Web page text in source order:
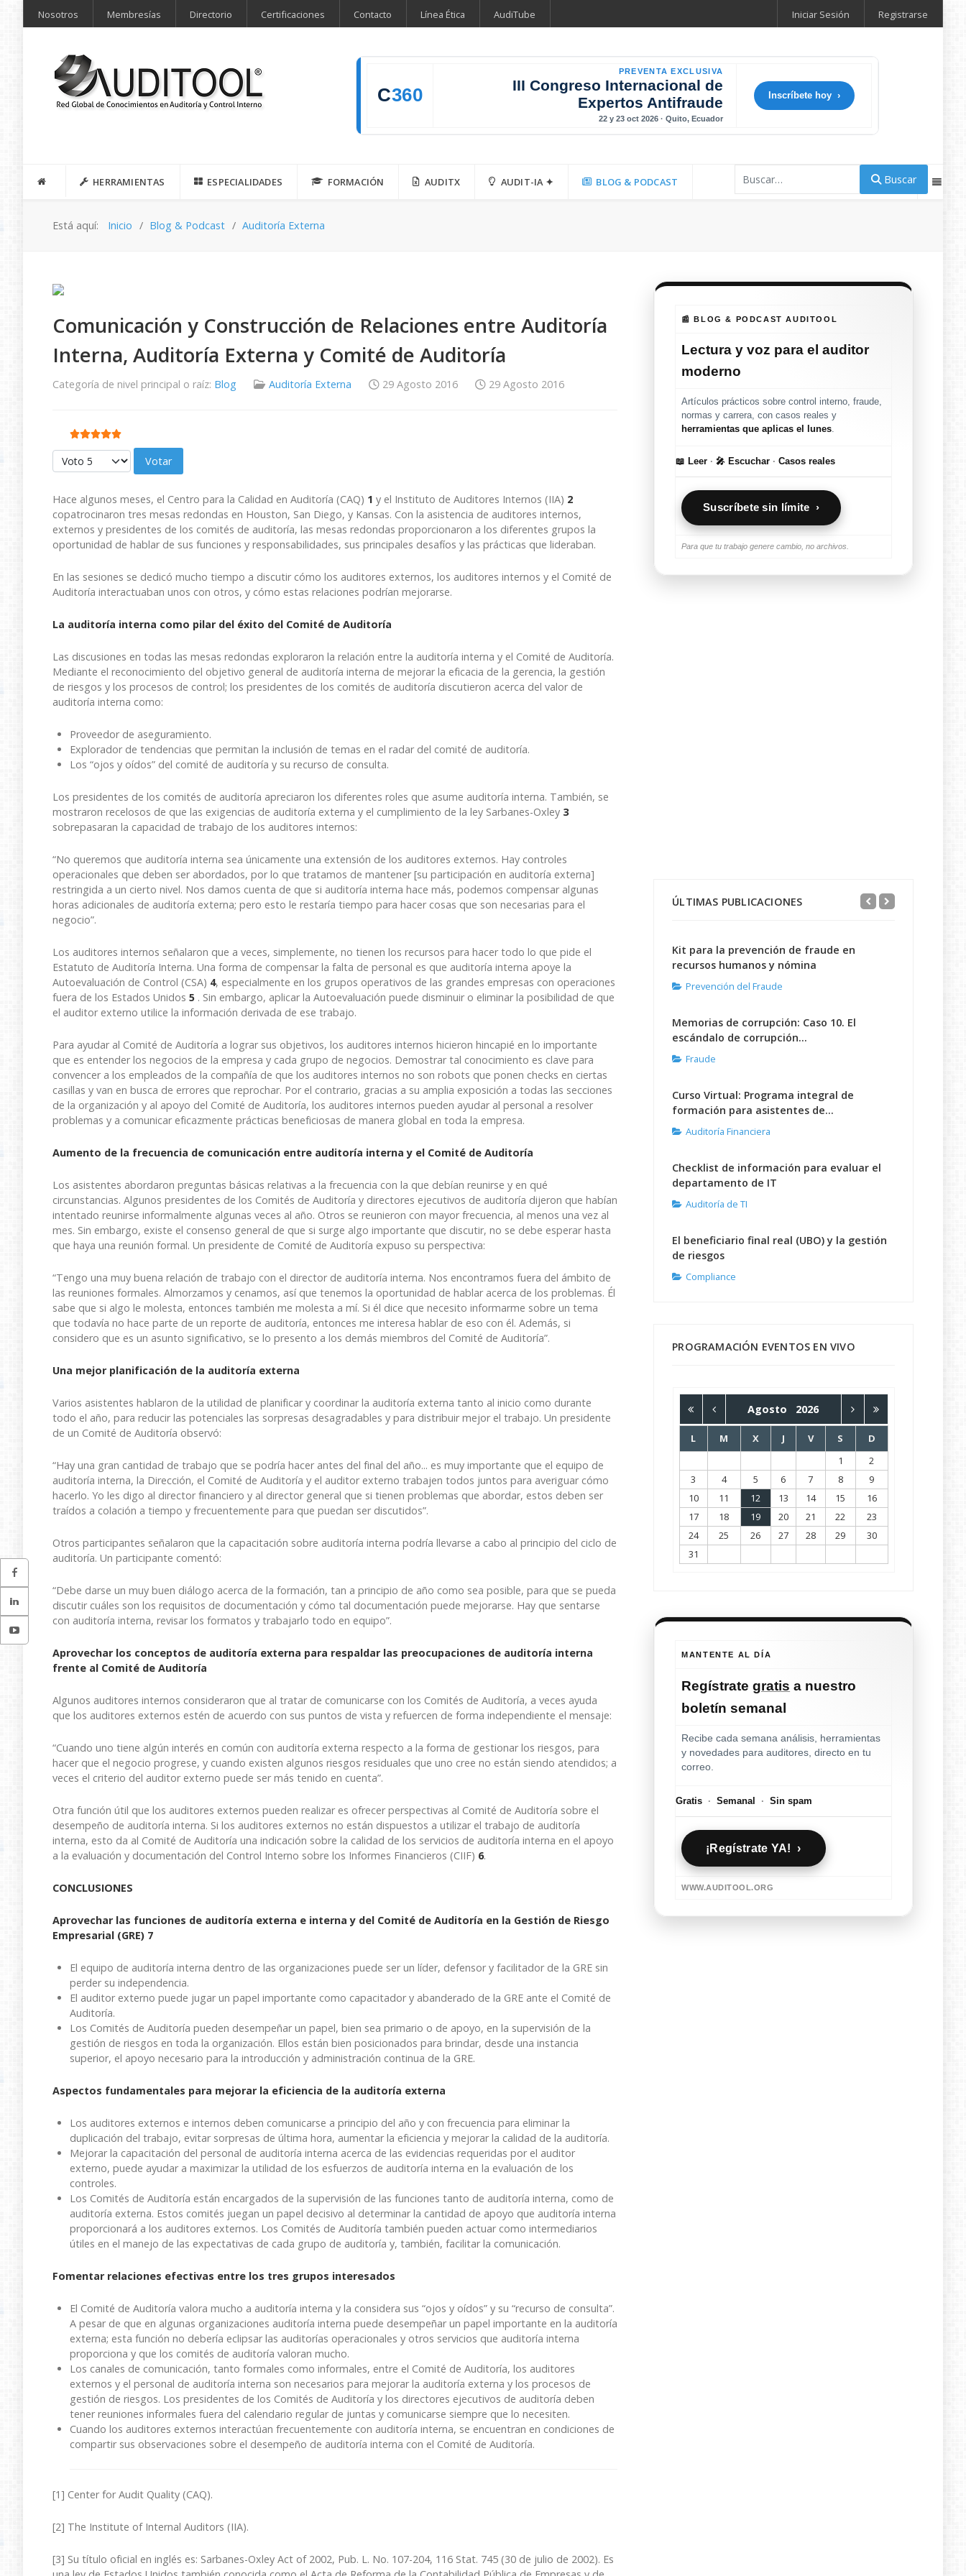
Nosotros Membresías Directorio Certificaciones Contacto Línea Ética AudiTube Iniciar Sesión Registrarse
C360
PREVENTA EXCLUSIVA
III Congreso Internacional de
Expertos Antifraude
22 y 23 oct 2026 · Quito, Ecuador
Inscríbete hoy ›
HERRAMIENTAS ESPECIALIDADES FORMACIÓN AUDITX AUDIT-IA ✦ BLOG & PODCAST Buscar
Está aquí: Inicio Blog & Podcast Auditoría Externa
Comunicación y Construcción de Relaciones entre Auditoría
Interna, Auditoría Externa y Comité de Auditoría
Categoría de nivel principal o raíz: Blog Auditoría Externa 29 Agosto 2016 29 Agosto 2016
Ratio:5/5
Por favor, vote
Hace algunos meses, el Centro para la Calidad en Auditoría (CAQ) 1 y el Instituto de Auditores Internos (IIA) 2
copatrocinaron tres mesas redondas en Houston, San Diego, y Kansas. Con la asistencia de auditores internos,
externos y presidentes de los comités de auditoría, las mesas redondas proporcionaron a los diferentes grupos la
oportunidad de hablar de sus funciones y responsabilidades, sus principales desafíos y las prácticas que lideraban.
En las sesiones se dedicó mucho tiempo a discutir cómo los auditores externos, los auditores internos y el Comité de
Auditoría interactuaban unos con otros, y cómo estas relaciones podrían mejorarse.
La auditoría interna como pilar del éxito del Comité de Auditoría
Las discusiones en todas las mesas redondas exploraron la relación entre la auditoría interna y el Comité de Auditoría.
Mediante el reconocimiento del objetivo general de auditoría interna de mejorar la eficacia de la gerencia, la gestión
de riesgos y los procesos de control; los presidentes de los comités de auditoría discutieron acerca del valor de
auditoría interna como:
Proveedor de aseguramiento.
Explorador de tendencias que permitan la inclusión de temas en el radar del comité de auditoría.
Los “ojos y oídos” del comité de auditoría y su recurso de consulta.
Los presidentes de los comités de auditoría apreciaron los diferentes roles que asume auditoría interna. También, se
mostraron recelosos de que las exigencias de auditoría externa y el cumplimiento de la ley Sarbanes-Oxley 3
sobrepasaran la capacidad de trabajo de los auditores internos:
“No queremos que auditoría interna sea únicamente una extensión de los auditores externos. Hay controles
operacionales que deben ser abordados, por lo que tratamos de mantener [su participación en auditoría externa]
restringida a un cierto nivel. Nos damos cuenta de que si auditoría interna hace más, podemos compensar algunas
horas adicionales de auditoría externa; pero esto le restaría tiempo para hacer cosas que son necesarias para el
negocio”.
Los auditores internos señalaron que a veces, simplemente, no tienen los recursos para hacer todo lo que pide el
Estatuto de Auditoría Interna. Una forma de compensar la falta de personal es que auditoría interna apoye la
Autoevaluación de Control (CSA) 4, especialmente en los grupos operativos de las grandes empresas con operaciones
fuera de los Estados Unidos 5 . Sin embargo, aplicar la Autoevaluación puede disminuir o eliminar la posibilidad de que
el auditor externo utilice la información derivada de ese trabajo.
Para ayudar al Comité de Auditoría a lograr sus objetivos, los auditores internos hicieron hincapié en lo importante
que es entender los negocios de la empresa y cada grupo de negocios. Demostrar tal conocimiento es clave para
convencer a los empleados de la compañía de que los auditores internos no son robots que ponen checks en ciertas
casillas y van en busca de errores que reprochar. Por el contrario, gracias a su amplia exposición a todas las secciones
de la organización y al apoyo del Comité de Auditoría, los auditores internos pueden ayudar al personal a resolver
problemas y a comunicar eficazmente prácticas beneficiosas de manera global en toda la empresa.
Aumento de la frecuencia de comunicación entre auditoría interna y el Comité de Auditoría
Los asistentes abordaron preguntas básicas relativas a la frecuencia con la que debían reunirse y en qué
circunstancias. Algunos presidentes de los Comités de Auditoría y directores ejecutivos de auditoría dijeron que habían
intentado reunirse informalmente algunas veces al año. Otros se reunieron con mayor frecuencia, al menos una vez al
mes. Sin embargo, existe el consenso general de que si surge algo importante que discutir, no se debe esperar hasta
que haya una reunión formal. Un presidente de Comité de Auditoría expuso su perspectiva:
“Tengo una muy buena relación de trabajo con el director de auditoría interna. Nos encontramos fuera del ámbito de
las reuniones formales. Almorzamos y cenamos, así que tenemos la oportunidad de hablar acerca de los problemas. Él
sabe que si algo le molesta, entonces también me molesta a mí. Si él dice que necesito informarme sobre un tema
que todavía no hace parte de un reporte de auditoría, entonces me interesa hablar de eso con él. Además, si
considero que es un asunto significativo, se lo presento a los demás miembros del Comité de Auditoría”.
Una mejor planificación de la auditoría externa
Varios asistentes hablaron de la utilidad de planificar y coordinar la auditoría externa tanto al inicio como durante
todo el año, para reducir las potenciales las sorpresas desagradables y para distribuir mejor el trabajo. Un presidente
de un Comité de Auditoría observó:
“Hay una gran cantidad de trabajo que se podría hacer antes del final del año... es muy importante que el equipo de
auditoría interna, la Dirección, el Comité de Auditoría y el auditor externo trabajen todos juntos para averiguar cómo
hacerlo. Yo les digo al director financiero y al director general que si tienen problemas que abordar, estos deben ser
traídos a colación a tiempo y frecuentemente para que puedan ser discutidos”.
Otros participantes señalaron que la capacitación sobre auditoría interna podría llevarse a cabo al principio del ciclo de
auditoría. Un participante comentó:
“Debe darse un muy buen diálogo acerca de la formación, tan a principio de año como sea posible, para que se pueda
discutir cuáles son los requisitos de documentación y cómo tal documentación puede mejorarse. Hay que sentarse
con auditoría interna, revisar los formatos y trabajarlo todo en equipo”.
Aprovechar los conceptos de auditoría externa para respaldar las preocupaciones de auditoría interna
frente al Comité de Auditoría
Algunos auditores internos consideraron que al tratar de comunicarse con los Comités de Auditoría, a veces ayuda
que los auditores externos estén de acuerdo con sus puntos de vista y refuercen de forma independiente el mensaje:
“Cuando uno tiene algún interés en común con auditoría externa respecto a la forma de gestionar los riesgos, para
hacer que el negocio progrese, y cuando existen algunos riesgos residuales que uno cree no están siendo atendidos; a
veces el criterio del auditor externo puede ser más tenido en cuenta”.
Otra función útil que los auditores externos pueden realizar es ofrecer perspectivas al Comité de Auditoría sobre el
desempeño de auditoría interna. Si los auditores externos no están dispuestos a utilizar el trabajo de auditoría
interna, esto da al Comité de Auditoría una indicación sobre la calidad de los servicios de auditoría interna en el apoyo
a la evaluación y documentación del Control Interno sobre los Informes Financieros (CIIF) 6.
CONCLUSIONES
Aprovechar las funciones de auditoría externa e interna y del Comité de Auditoría en la Gestión de Riesgo
Empresarial (GRE) 7
El equipo de auditoría interna dentro de las organizaciones puede ser un líder, defensor y facilitador de la GRE sin
perder su independencia.
El auditor externo puede jugar un papel importante como capacitador y abanderado de la GRE ante el Comité de
Auditoría.
Los Comités de Auditoría pueden desempeñar un papel, bien sea primario o de apoyo, en la supervisión de la
gestión de riesgos en toda la organización. Ellos están bien posicionados para brindar, desde una instancia
superior, el apoyo necesario para la introducción y administración continua de la GRE.
Aspectos fundamentales para mejorar la eficiencia de la auditoría externa
Los auditores externos e internos deben comunicarse a principio del año y con frecuencia para eliminar la
duplicación del trabajo, evitar sorpresas de última hora, aumentar la eficiencia y mejorar la calidad de la auditoría.
Mejorar la capacitación del personal de auditoría interna acerca de las evidencias requeridas por el auditor
externo, puede ayudar a maximizar la utilidad de los esfuerzos de auditoría interna en la evaluación de los
controles.
Los Comités de Auditoría están encargados de la supervisión de las funciones tanto de auditoría interna, como de
auditoría externa. Estos comités juegan un papel decisivo al determinar la cantidad de apoyo que auditoría interna
proporcionará a los auditores externos. Los Comités de Auditoría también pueden actuar como intermediarios
útiles en el manejo de las expectativas de cada grupo de auditoría y, también, facilitar la comunicación.
Fomentar relaciones efectivas entre los tres grupos interesados
El Comité de Auditoría valora mucho a auditoría interna y la considera sus “ojos y oídos” y su “recurso de consulta”.
A pesar de que en algunas organizaciones auditoría interna puede desempeñar un papel importante en la auditoría
externa; esta función no debería eclipsar las auditorías operacionales y otros servicios que auditoría interna
proporciona y que los comités de auditoría valoran mucho.
Los canales de comunicación, tanto formales como informales, entre el Comité de Auditoría, los auditores
externos y el personal de auditoría interna son necesarios para mejorar la auditoría externa y los procesos de
gestión de riesgos. Los presidentes de los Comités de Auditoría y los directores ejecutivos de auditoría deben
tener reuniones informales fuera del calendario regular de juntas y comunicarse siempre que lo necesiten.
Cuando los auditores externos interactúan frecuentemente con auditoría interna, se encuentran en condiciones de
compartir sus observaciones sobre el desempeño de auditoría interna con el Comité de Auditoría.
[1] Center for Audit Quality (CAQ).
[2] The Institute of Internal Auditors (IIA).
[3] Su título oficial en inglés es: Sarbanes-Oxley Act of 2002, Pub. L. No. 107-204, 116 Stat. 745 (30 de julio de 2002). Es
📰 BLOG & PODCAST AUDITOOL
Lectura y voz para el auditor
moderno
Artículos prácticos sobre control interno, fraude,
normas y carrera, con casos reales y
herramientas que aplicas el lunes
📖 Leer · 🎤 Escuchar · Casos reales
Suscríbete sin límite ›
Para que tu trabajo genere cambio, no archivos.
ÚLTIMAS PUBLICACIONES
Kit para la prevención de fraude en
recursos humanos y nómina
Prevención del Fraude
Memorias de corrupción: Caso 10. El
escándalo de corrupción...
Fraude
Curso Virtual: Programa integral de
formación para asistentes de...
Auditoría Financiera
Checklist de información para evaluar el
departamento de IT
Auditoría de TI
El beneficiario final real (UBO) y la gestión
de riesgos
Compliance
PROGRAMACIÓN EVENTOS EN VIVO
Agosto 2026
L M X J V S
D
1
2
3
4 5 6 7 8
9
10
11 12 13 14 15
16
17
18 19 20 21 22
23
24
25 26 27 28 29
30
31
MANTENTE AL DÍA
Regístrategratis a nuestro
boletín semanal
Recibe cada semana análisis, herramientas
y novedades para auditores, directo en tu
correo.
Gratis · Semanal · Sin spam
¡Regístrate YA! ›
WWW.AUDITOOL.ORG